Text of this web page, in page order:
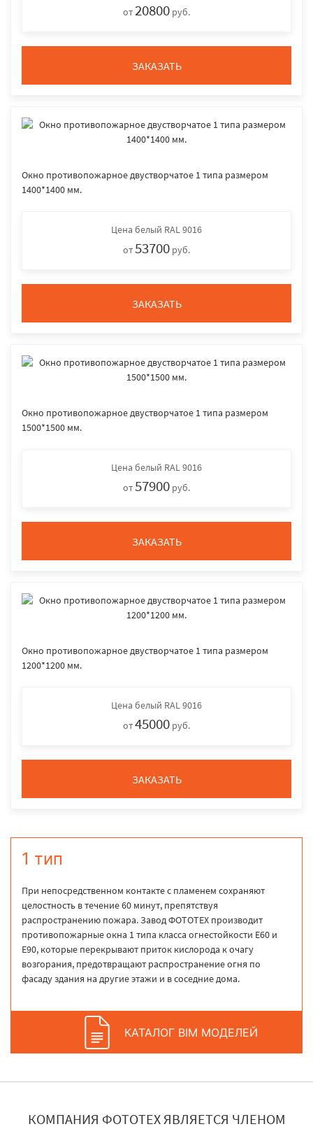
от20800 руб.
ЗАКАЗАТЬ
Окно противопожарное двустворчатое 1 типа размером
1400*1400 мм.
Цена белый RAL 9016
от53700 руб.
ЗАКАЗАТЬ
Окно противопожарное двустворчатое 1 типа размером
1500*1500 мм.
Цена белый RAL 9016
от57900 руб.
ЗАКАЗАТЬ
Окно противопожарное двустворчатое 1 типа размером
1200*1200 мм.
Цена белый RAL 9016
от45000 руб.
ЗАКАЗАТЬ
1 тип
При непосредственном контакте с пламенем сохраняют
целостность в течение 60 минут, препятствуя
распространению пожара. Завод ФОТОТЕХ производит
противопожарные окна 1 типа класса огнестойкости Е60 и
Е90, которые перекрывают приток кислорода к очагу
возгорания, предотвращают распространение огня по
фасаду здания на другие этажи и в соседние дома.
КАТАЛОГ BIM МОДЕЛЕЙ
КОМПАНИЯ ФОТОТЕХ ЯВЛЯЕТСЯ ЧЛЕНОМ